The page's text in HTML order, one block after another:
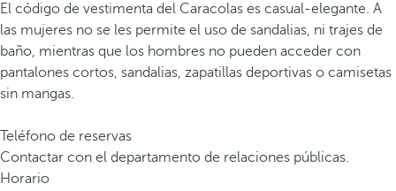
El código de vestimenta del Caracolas es casual-elegante. A
las mujeres no se les permite el uso de sandalias, ni trajes de
baño, mientras que los hombres no pueden acceder con
pantalones cortos, sandalias, zapatillas deportivas o camisetas
sin mangas.
Teléfono de reservas
Contactar con el departamento de relaciones públicas.
Horario